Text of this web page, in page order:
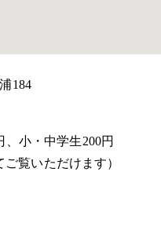
184
、小・中学生200円
覧いただけます）